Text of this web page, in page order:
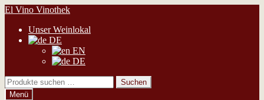
Zur
springen
Zum
springen
El Vino Vinothek
Unser Weinlokal
DE
EN
DE
Suchen
nach:
Suchen
Menü